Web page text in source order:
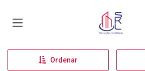
Página
Ordenar